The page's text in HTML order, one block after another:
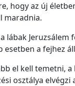
hogy az új
maradnia.
lábak
esetben a fejhez
el kell temetni, a
osztálya